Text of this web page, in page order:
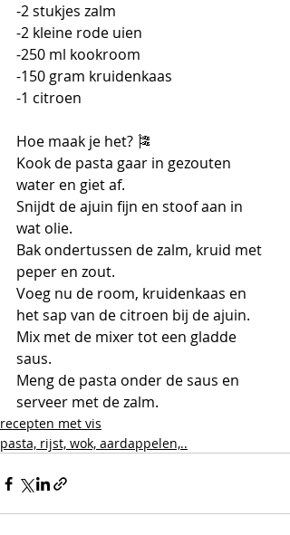
-2 stukjes zalm
-2 kleine rode uien
-250 ml kookroom
-150 gram kruidenkaas
-1 citroen
Hoe maak je het? 🎏
Kook de pasta gaar in gezouten
water en giet af.
Snijdt de ajuin fijn en stoof aan in
wat olie.
Bak ondertussen de zalm, kruid met
peper en zout.
Voeg nu de room, kruidenkaas en
het sap van de citroen bij de ajuin.
Mix met de mixer tot een gladde
saus.
Meng de pasta onder de saus en
serveer met de zalm.
recepten met vis
pasta, rijst, wok, aardappelen,..